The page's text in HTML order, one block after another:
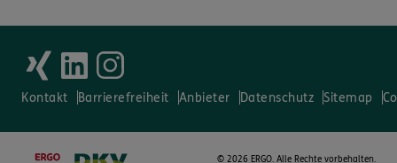
Kontakt Barrierefreiheit Anbieter Datenschutz Sitemap
© 2026 ERGO. Alle Rechte vorbehalten.